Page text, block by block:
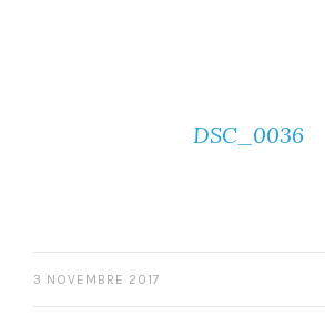
DSC_0036
3 NOVEMBRE 2017